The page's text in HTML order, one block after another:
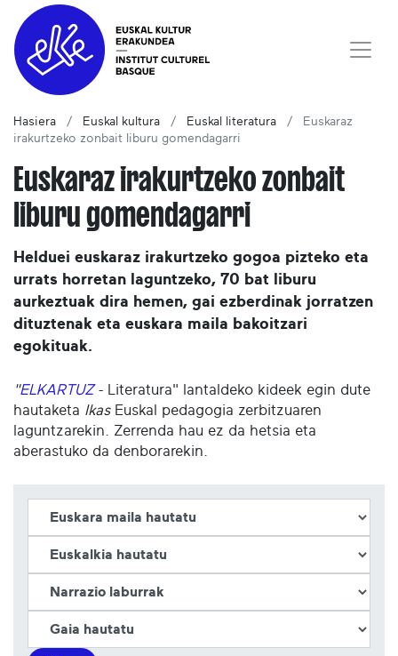
Hasiera Euskal kultura Euskal literatura
Euskaraz
irakurtzeko zonbait liburu gomendagarri
Euskaraz irakurtzeko zonbait
liburu gomendagarri
Helduei euskaraz irakurtzeko gogoa pizteko eta
urrats horretan laguntzeko, 70 bat liburu
aurkeztuak dira hemen, gai ezberdinak jorratzen
dituztenak eta euskara maila bakoitzari
egokituak.
"ELKARTUZ - Literatura" lantaldeko kideek egin dute
hautaketa IkasEuskal pedagogia zerbitzuaren
laguntzarekin. Zerrenda hau ez da hetsia eta
aberastuko da denborarekin.